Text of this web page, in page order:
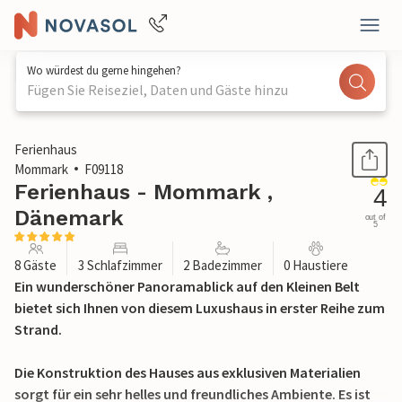
Wo würdest du gerne hingehen?
Fügen Sie Reiseziel, Daten und Gäste hinzu
1 / 30
Ferienhaus
Mommark
F09118
Ferienhaus - Mommark ,
Dänemark
4
out of
5
8 Gäste 3 Schlafzimmer 2 Badezimmer 0 Haustiere
Ein wunderschöner Panoramablick auf den Kleinen Belt
bietet sich Ihnen von diesem Luxushaus in erster Reihe zum
Strand.
Die Konstruktion des Hauses aus exklusiven Materialien
sorgt für ein sehr helles und freundliches Ambiente. Es ist